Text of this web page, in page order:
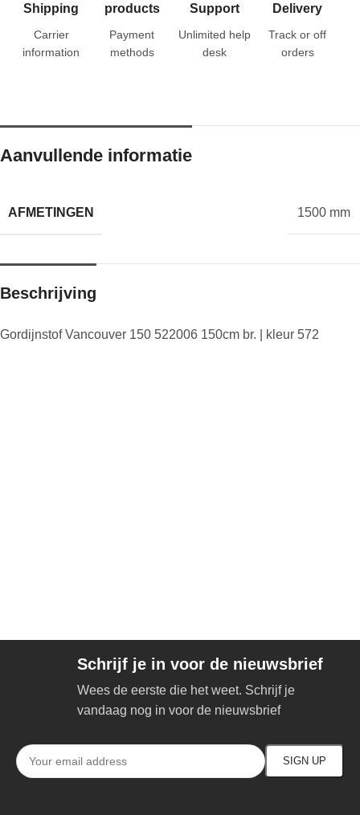
Shipping
Carrier
information
products
Payment
methods
Support
Unlimited help
desk
Delivery
Track or off
orders
Aanvullende informatie
AFMETINGEN 1500 mm
Beschrijving
Gordijnstof Vancouver 150 522006 150cm br. | kleur 572
Schrijf je in voor de nieuwsbrief
Wees de eerste die het weet. Schrijf je
vandaag nog in voor de nieuwsbrief